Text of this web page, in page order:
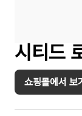
시티드
쇼핑몰에서 보